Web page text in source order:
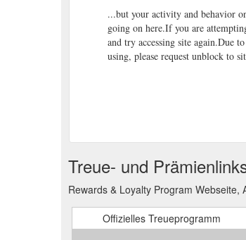
...but your activity and behavior
going on here.If you are
and try accessing site again.Due
using, please request unblock to
Treue- und
Rewards & Loyalty Program
Offizielles Treueprogramm